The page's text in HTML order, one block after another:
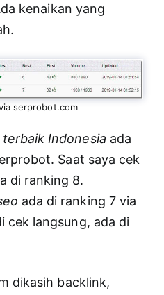
kenaikan yang
serprobot.com
Indonesia ada
Saat saya cek
di ranking 8.
ada di ranking 7 via
cek langsung, ada di
dikasih backlink,